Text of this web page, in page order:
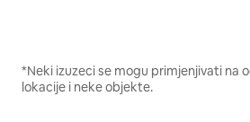
*Neki izuzeci se mogu primjenjivati na
lokacije i neke objekte.